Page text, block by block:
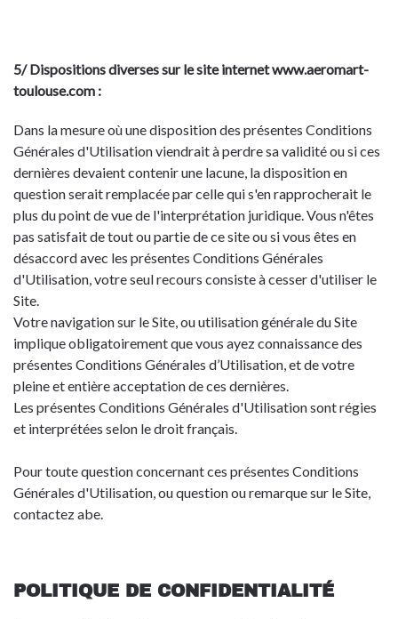
5/ Dispositions diverses sur le site internet www.aeromart-
toulouse.com :
Dans la mesure où une disposition des présentes Conditions
Générales d'Utilisation viendrait à perdre sa validité ou si ces
dernières devaient contenir une lacune, la disposition en
question serait remplacée par celle qui s'en rapprocherait le
plus du point de vue de l'interprétation juridique. Vous n'êtes
pas satisfait de tout ou partie de ce site ou si vous êtes en
désaccord avec les présentes Conditions Générales
d'Utilisation, votre seul recours consiste à cesser d'utiliser le
Site.
Votre navigation sur le Site, ou utilisation générale du Site
implique obligatoirement que vous ayez connaissance des
présentes Conditions Générales d’Utilisation, et de votre
pleine et entière acceptation de ces dernières.
Les présentes Conditions Générales d'Utilisation sont régies
et interprétées selon le droit français.
Pour toute question concernant ces présentes Conditions
Générales d'Utilisation, ou question ou remarque sur le Site,
contactez abe.
POLITIQUE DE CONFIDENTIALITÉ